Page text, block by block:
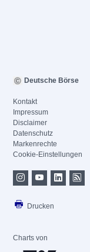
Deutsche Börse
Kontakt
Impressum
Disclaimer
Datenschutz
Markenrechte
Cookie-Einstellungen
Drucken
Charts von